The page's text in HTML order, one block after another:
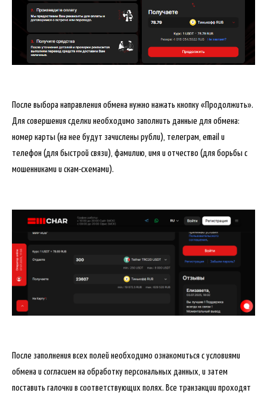
После выбора направления обмена нужно нажать кнопку «Продолжить».
Для совершения сделки необходимо заполнить данные для обмена:
номер карты (на нее будут зачислены рубли), телеграм, email и
телефон (для быстрой связи), фамилию, имя и отчество (для борьбы с
мошенниками и скам-схемами).
После заполнения всех полей необходимо ознакомиться с условиями
обмена и согласием на обработку персональных данных, и затем
поставить галочки в соответствующих полях. Все транзакции проходят